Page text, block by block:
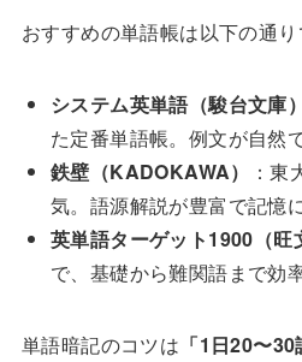
おすすめの単語帳は以下の通り
システム英単語（駿台文庫）
た定番単語帳。例文が自然
鉄壁（KADOKAWA）
：東
気。語源解説が豊富で記憶
英単語ターゲット1900（旺
で、基礎から難関語まで効
単語暗記のコツは 「1日20〜